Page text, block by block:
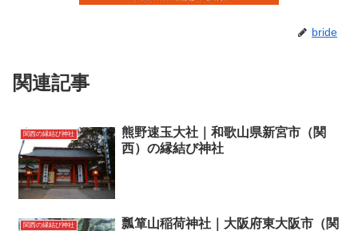
bride
関連記事
関西の縁結び神社
熊野速玉大社｜和歌山県新宮市（関
西）の縁結び神社
関西の縁結び神社
瓢箪山稲荷神社｜大阪府東大阪市（関